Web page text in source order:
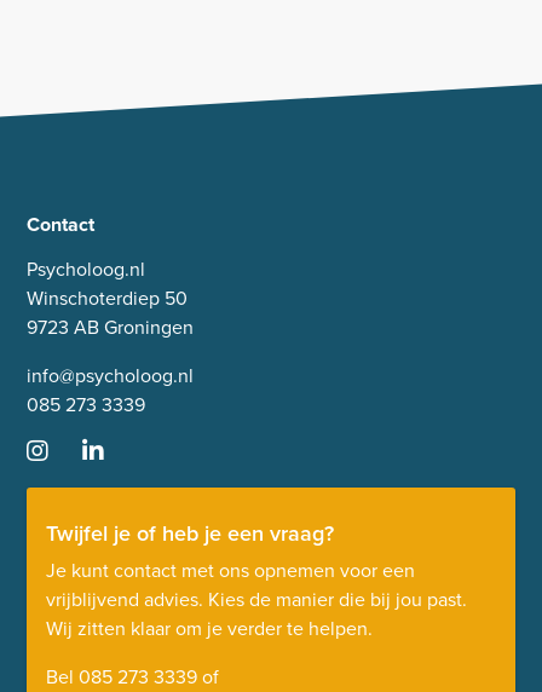
Contact
Psycholoog.nl
Winschoterdiep 50
9723 AB Groningen
info@psycholoog.nl
085 273 3339
Twijfel je of heb je een vraag?
Je kunt contact met ons opnemen voor een
vrijblijvend advies. Kies de manier die bij jou past.
Wij zitten klaar om je verder te helpen.
Bel 085 273 3339of